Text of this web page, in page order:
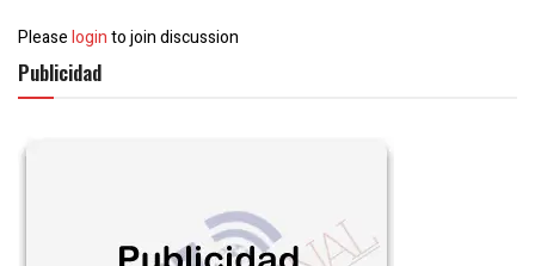
Pleaseloginto join discussion
Publicidad